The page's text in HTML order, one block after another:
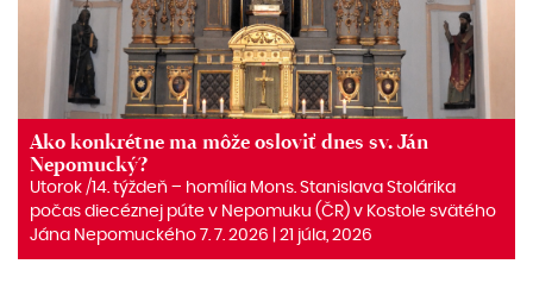
Ako konkrétne ma môže osloviť dnes sv. Ján
Nepomucký?
Utorok /14. týždeň – homília Mons. Stanislava Stolárika
počas diecéznej púte v Nepomuku (ČR) v Kostole svätého
Jána Nepomuckého 7. 7. 2026 | 21 júla, 2026